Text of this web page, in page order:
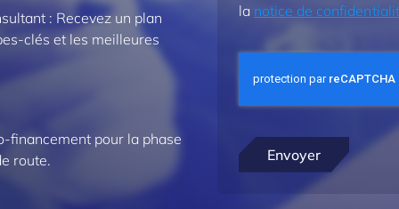
: Recevez un plan
clés et les meilleures
financement pour la phase
route.
la notice de